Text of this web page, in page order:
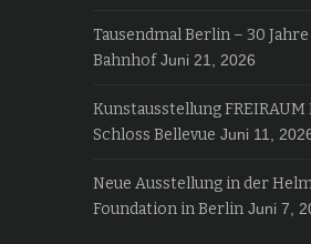
Tausendmal Berlin – 30
Bahnhof Juni 21, 2026
Kunstausstellung FREIRAUM
Schloss Bellevue Juni 11,
Neue Ausstellung in der
Foundation in Berlin Juni 7,